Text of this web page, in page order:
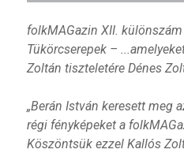
folkMAGazin XII. különszám
Tükörcserepek –
Zoltán tiszteletére Dénes
„Berán István keresett meg
régi fényképeket a
Köszöntsük ezzel Kallós